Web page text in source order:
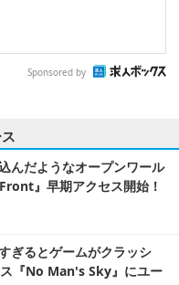
Sponsored by
んだようなオープンワール
』早期アクセス開始！
ぎるとゲームがクラッシ
『No Man's Sky』にユー